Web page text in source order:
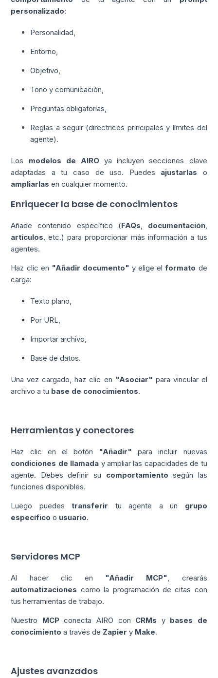
personalizado:
Personalidad,
Entorno,
Objetivo,
Tono y comunicación,
Preguntas obligatorias,
Reglas a seguir (directrices principales y límites del
agente).
Los modelos de AIROya incluyen secciones clave
adaptadas a tu caso de uso. Puedes ajustarlas o
ampliarlas en cualquier momento.
Enriquecer la base de conocimientos
Añade contenido específico (FAQs, documentación,
artículos, etc.) para proporcionar más información a tus
agentes.
Haz clic en "Añadir documento" y elige elformato de
carga:
Texto plano,
Por URL,
Importar archivo,
Base de datos.
Una vez cargado, haz clic en "Asociar" para vincular el
archivo a tu base de conocimientos.
Herramientas y conectores
Haz clic en el botón "Añadir" para incluir nuevas
condiciones de llamada y ampliar las capacidades de tu
agente. Debes definir su comportamiento según las
funciones disponibles.
Luego puedestransferir tu agente a un grupo
específico o usuario.
Servidores MCP
Al hacer clic en "Añadir MCP", crearás
automatizaciones como la programación de citas con
tus herramientas de trabajo.
Nuestro MCPconecta AIRO con CRMs y bases de
conocimiento a través de Zapier y Make.
Ajustes avanzados